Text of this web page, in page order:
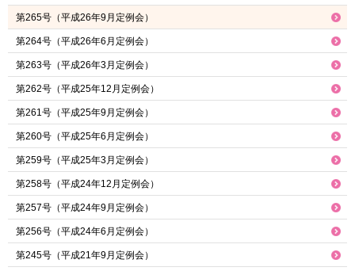
第265号（平成26年9月定例会）
第264号（平成26年6月定例会）
第263号（平成26年3月定例会）
第262号（平成25年12月定例会）
第261号（平成25年9月定例会）
第260号（平成25年6月定例会）
第259号（平成25年3月定例会）
第258号（平成24年12月定例会）
第257号（平成24年9月定例会）
第256号（平成24年6月定例会）
第245号（平成21年9月定例会）